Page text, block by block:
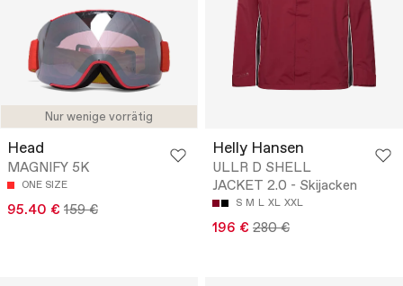
Nur wenige vorrätig
Head
MAGNIFY 5K
ONE SIZE
95.40 € 159 €
Helly Hansen
ULLR D SHELL
JACKET 2.0 - Skijacken
S M L XL XXL
196 € 280 €